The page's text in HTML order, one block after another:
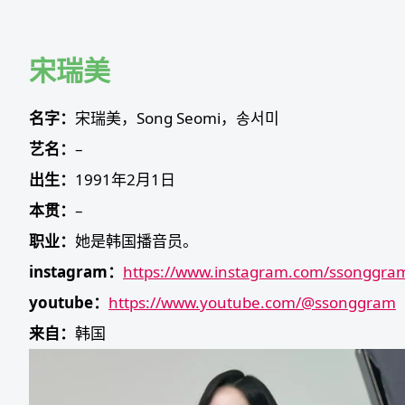
宋瑞美
名字： 宋瑞美，Song Seomi，송서미
艺名： –
出生： 1991年2月1日
本贯： –
职业： 她是韩国播音员。
instagram： https://www.instagram.com/
youtube： https://www.youtube.com/@ssonggram
来自： 韩国